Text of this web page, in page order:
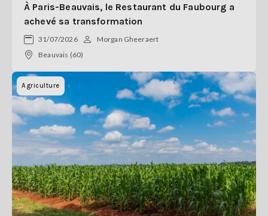
À Paris-Beauvais, le Restaurant du Faubourg a
achevé sa transformation
31/07/2026
Morgan Gheeraert
Beauvais (60)
Agriculture